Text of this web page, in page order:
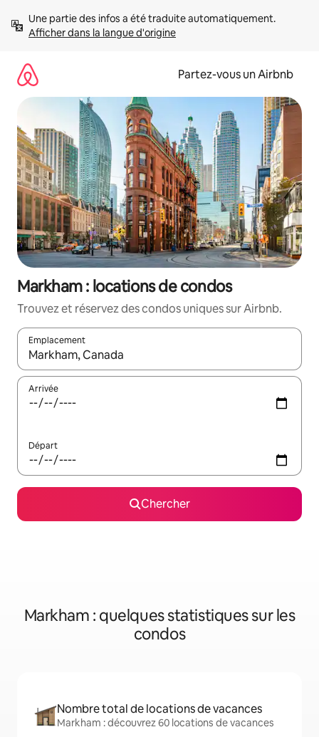
directement
Afficher dans la langue d'origine
Partez-vous un Airbnb
Markham : locations de condos
Trouvez et réservez des condos uniques sur Airbnb.
Emplacement
Quand les résultats sont affichés, parcourez-les en utilisant
Arrivée
Départ
Chercher
Markham : quelques statistiques sur les
condos
Nombre total de locations de vacances
Markham : découvrez 60 locations de vacances